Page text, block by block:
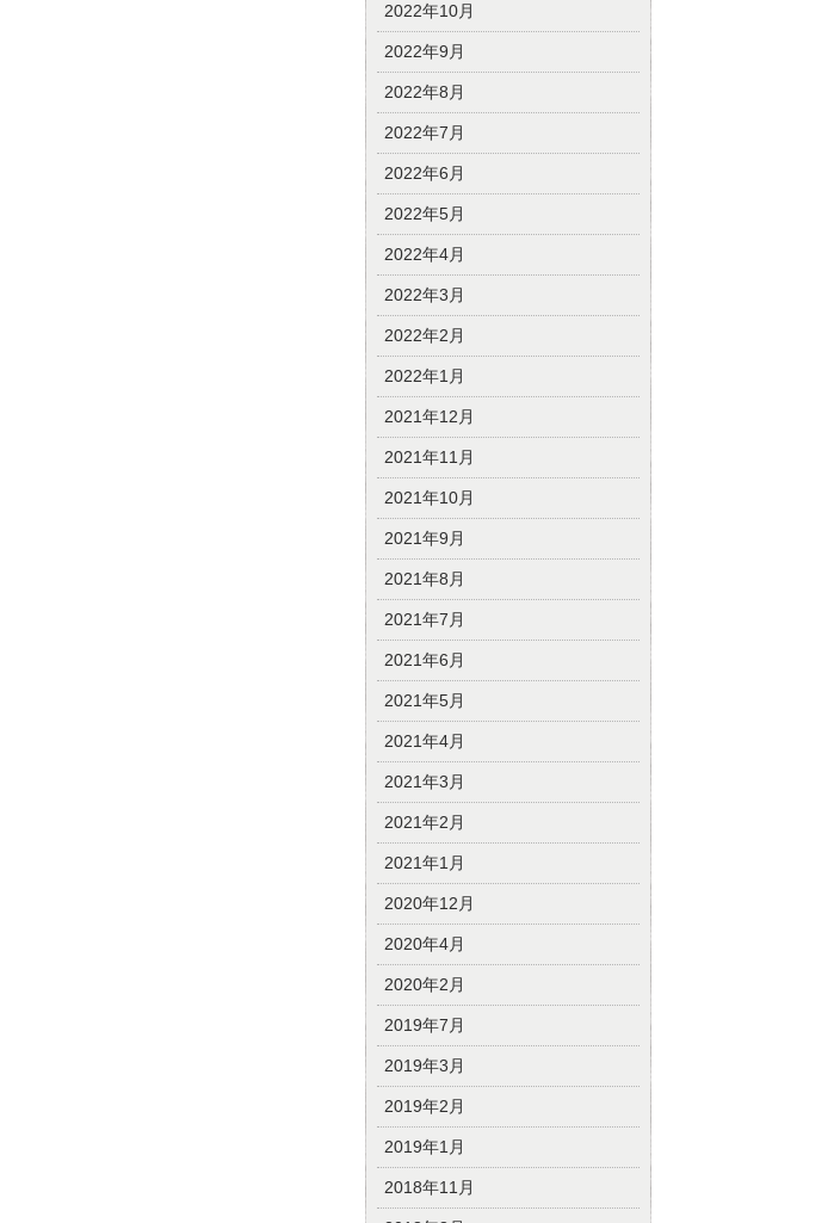
2022年10月
2022年9月
2022年8月
2022年7月
2022年6月
2022年5月
2022年4月
2022年3月
2022年2月
2022年1月
2021年12月
2021年11月
2021年10月
2021年9月
2021年8月
2021年7月
2021年6月
2021年5月
2021年4月
2021年3月
2021年2月
2021年1月
2020年12月
2020年4月
2020年2月
2019年7月
2019年3月
2019年2月
2019年1月
2018年11月